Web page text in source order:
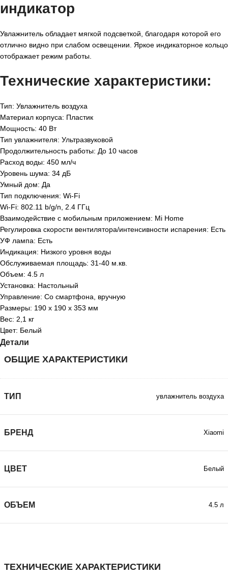
индикатор
Увлажнитель обладает мягкой подсветкой, благодаря которой его
отлично видно при слабом освещении. Яркое индикаторное кольцо
отображает режим работы.
Технические характеристики:
Тип: Увлажнитель воздуха
Материал корпуса: Пластик
Мощность: 40 Вт
Тип увлажнителя: Ультразвуковой
Продолжительность работы: До 10 часов
Расход воды: 450 мл/ч
Уровень шума: 34 дБ
Умный дом: Да
Тип подключения: Wi-Fi
Wi-Fi: 802.11 b/g/n, 2.4 ГГц
Взаимодействие с мобильным приложением: Mi Home
Регулировка скорости вентилятора/интенсивности испарения: Есть
УФ лампа: Есть
Индикация: Низкого уровня воды
Обслуживаемая площадь: 31-40 м.кв.
Объем: 4.5 л
Установка: Настольный
Управление: Со смартфона, вручную
Размеры: 190 x 190 x 353 мм
Вес: 2,1 кг
Цвет: Белый
Детали
ОБЩИЕ ХАРАКТЕРИСТИКИ
ТИП увлажнитель воздуха
БРЕНД Xiaomi
ЦВЕТ Белый
ОБЪЕМ 4.5 л
ТЕХНИЧЕСКИЕ ХАРАКТЕРИСТИКИ